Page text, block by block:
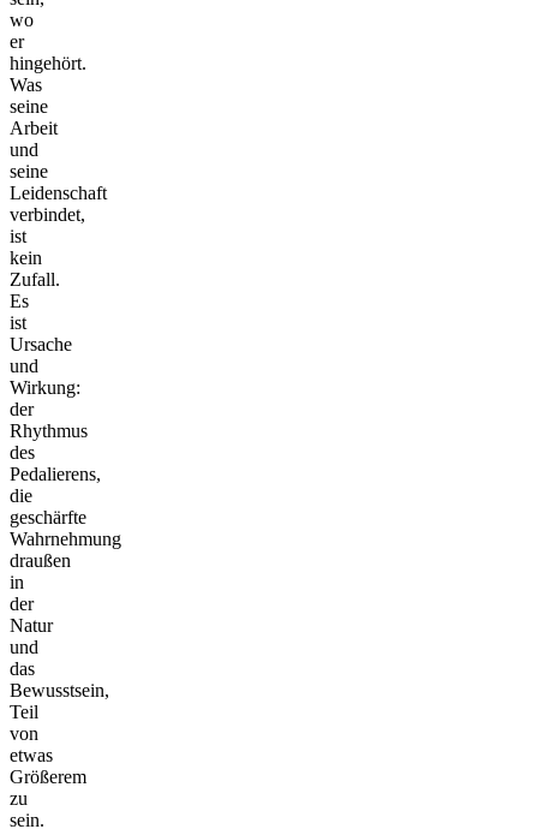
wo
er
hingehört.
Was
seine
Arbeit
und
seine
Leidenschaft
verbindet,
ist
kein
Zufall.
Es
ist
Ursache
und
Wirkung:
der
Rhythmus
des
Pedalierens,
die
geschärfte
Wahrnehmung
draußen
in
der
Natur
und
das
Bewusstsein,
Teil
von
etwas
Größerem
zu
sein.